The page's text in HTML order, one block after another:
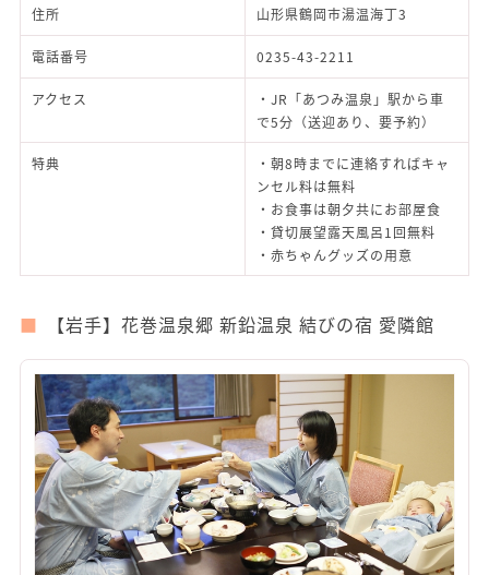
住所 山形県鶴岡市湯温海丁3
電話番号 0235-43-2211
アクセス
・JR「あつみ温泉」駅から車
で5分（送迎あり、要予約）
特典
・朝8時までに連絡すればキャ
ンセル料は無料
・お食事は朝夕共にお部屋食
・貸切展望露天風呂1回無料
・赤ちゃんグッズの用意
【岩手】花巻温泉郷 新鉛温泉 結びの宿 愛隣館